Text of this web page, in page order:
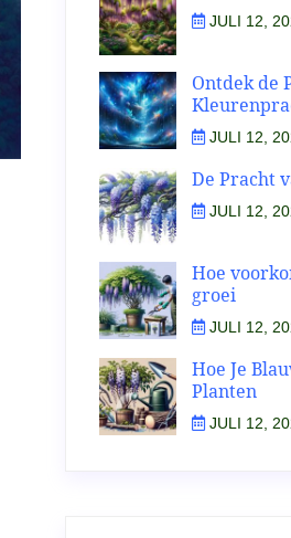
JULI 12,
Ontdek de
JULI 12,
De Pracht
JULI 12,
Hoe
groei
JULI 12,
Hoe Je
Planten
JULI 12,